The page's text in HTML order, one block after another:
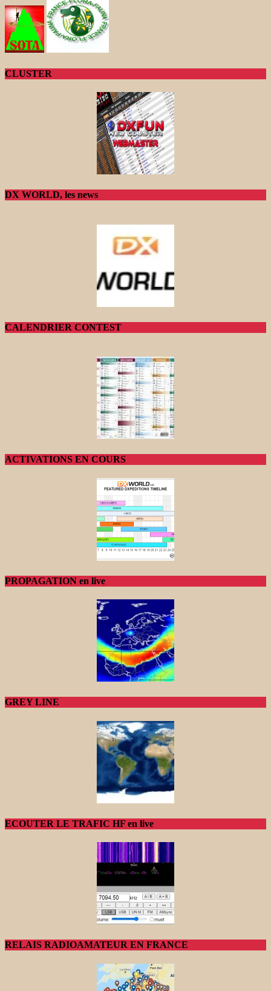
CLUSTER
DX WORLD, les news
CALENDRIER CONTEST
ACTIVATIONS EN COURS
PROPAGATION en live
GREY LINE
ECOUTER LE TRAFIC HF en live
RELAIS RADIOAMATEUR EN FRANCE